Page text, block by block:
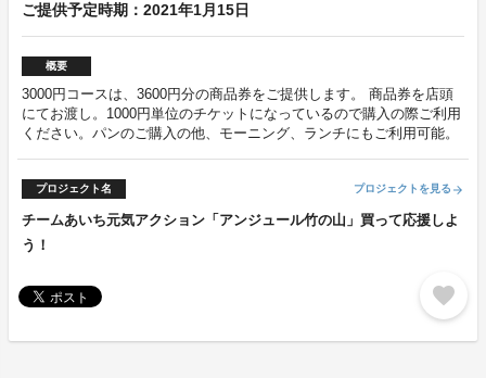
ご提供予定時期：2021年1月15日
概要
3000円コースは、3600円分の商品券をご提供します。 商品券を店頭
にてお渡し。1000円単位のチケットになっているので購入の際ご利用
ください。パンのご購入の他、モーニング、ランチにもご利用可能。
プロジェクト名 プロジェクトを見る arrow_forward
チームあいち元気アクション「アンジュール竹の山」買って応援しよ
う！
favorite